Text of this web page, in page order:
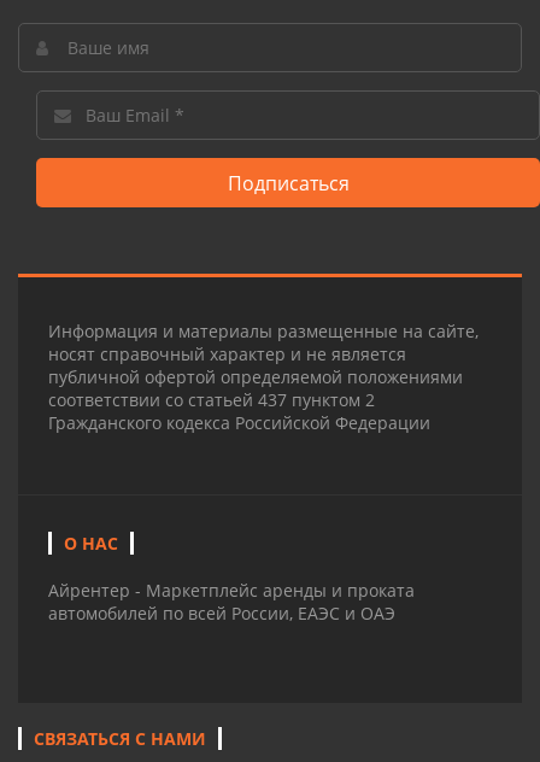
Подписаться
Информация и материалы размещенные на сайте,
носят справочный характер и не является
публичной офертой определяемой положениями
соответствии со статьей 437 пунктом 2
Гражданского кодекса Российской Федерации
О НАС
Айрентер - Маркетплейс аренды и проката
автомобилей по всей России, ЕАЭС и ОАЭ
СВЯЗАТЬСЯ С НАМИ